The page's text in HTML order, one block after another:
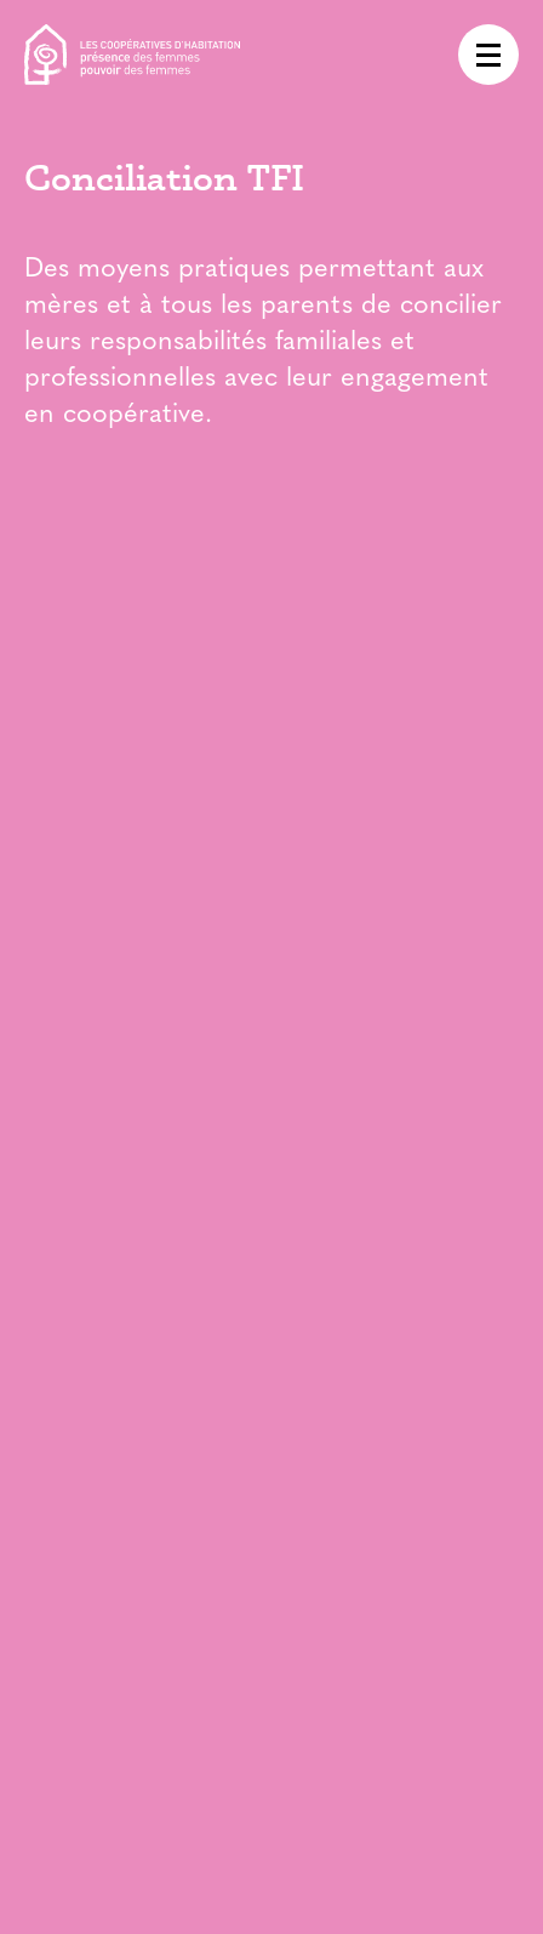
Conciliation TFI
Des moyens pratiques permettant aux
mères et à tous les parents de concilier
leurs responsabilités familiales et
professionnelles avec leur engagement
en coopérative.